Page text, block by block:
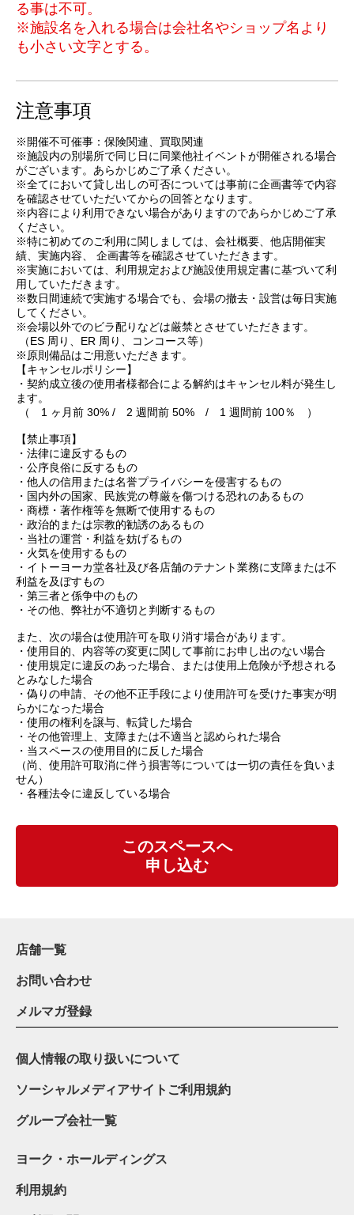
る事は不可。
※施設名を入れる場合は会社名やショップ名より
も小さい文字とする。
注意事項
※開催不可催事：保険関連、買取関連
※施設内の別場所で同じ日に同業他社イベントが開催される場合
がございます。あらかじめご了承ください。
※全てにおいて貸し出しの可否については事前に企画書等で内容
を確認させていただいてからの回答となります。
※内容により利用できない場合がありますのであらかじめご了承
ください。
※特に初めてのご利用に関しましては、会社概要、他店開催実
績、実施内容、 企画書等を確認させていただきます。
※実施においては、利用規定および施設使用規定書に基づいて利
用していただきます。
※数日間連続で実施する場合でも、会場の撤去・設営は毎日実施
してください。
※会場以外でのビラ配りなどは厳禁とさせていただきます。
（ES 周り、ER 周り、コンコース等）
※原則備品はご用意いただきます。
【キャンセルポリシー】
・契約成立後の使用者様都合による解約はキャンセル料が発生し
ます。
（ 1 ヶ月前 30% / 2 週間前 50% / 1 週間前 100％ ）
【禁止事項】
・法律に違反するもの
・公序良俗に反するもの
・他人の信用または名誉プライバシーを侵害するもの
・国内外の国家、民族党の尊厳を傷つける恐れのあるもの
・商標・著作権等を無断で使用するもの
・政治的または宗教的勧誘のあるもの
・当社の運営・利益を妨げるもの
・火気を使用するもの
・イトーヨーカ堂各社及び各店舗のテナント業務に支障または不
利益を及ぼすもの
・第三者と係争中のもの
・その他、弊社が不適切と判断するもの
また、次の場合は使用許可を取り消す場合があります。
・使用目的、内容等の変更に関して事前にお申し出のない場合
・使用規定に違反のあった場合、または使用上危険が予想される
とみなした場合
・偽りの申請、その他不正手段により使用許可を受けた事実が明
らかになった場合
・使用の権利を譲与、転貸した場合
・その他管理上、支障または不適当と認められた場合
・当スペースの使用目的に反した場合
（尚、使用許可取消に伴う損害等については一切の責任を負いま
せん）
・各種法令に違反している場合
このスペースへ
申し込む
店舗一覧
お問い合わせ
メルマガ登録
個人情報の取り扱いについて
ソーシャルメディアサイトご利用規約
グループ会社一覧
ヨーク・ホールディングス
利用規約